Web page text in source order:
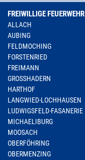
FREIWILLIGE FEUERWEHR
ALLACH
AUBING
FELDMOCHING
FORSTENRIED
FREIMANN
GROSSHADERN
HARTHOF
LANGWIED-LOCHHAUSEN
LUDWIGSFELD-FASANERIE
MICHAELIBURG
MOOSACH
OBERFÖHRING
OBERMENZING